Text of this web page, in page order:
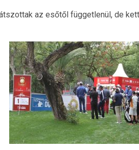
az esőtől függetlenül, de